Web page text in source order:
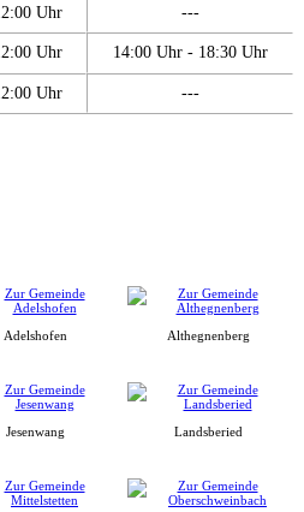
Uhr ---
Uhr 14:00 Uhr - 18:30 Uhr
Uhr ---
Adelshofen Althegnenberg
Jesenwang Landsberied